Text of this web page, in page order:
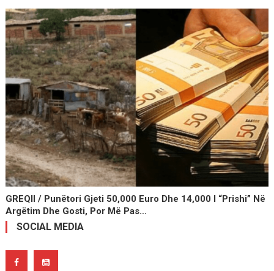
GREQII / Punëtori Gjeti 50,000 Euro Dhe 14,000 I “prishi” Në
Argëtim Dhe Gosti, Por Më Pas…
SOCIAL MEDIA